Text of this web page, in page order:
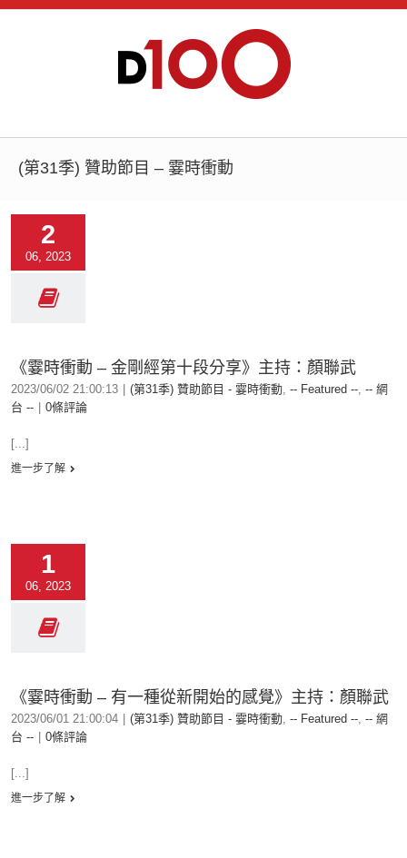
(第31季) 贊助節目 – 霎時衝動
2
06, 2023
《霎時衝動 – 金剛經第十段分享》主持：顏聯武
2023/06/02 21:00:13 (第31季) 贊助節目 - 霎時衝動, -- Featured --, -- 網
台 --
0條評論
[...]
進一步了解
1
06, 2023
《霎時衝動 – 有一種從新開始的感覺》主持：顏聯武
2023/06/01 21:00:04 (第31季) 贊助節目 - 霎時衝動, -- Featured --, -- 網
台 --
0條評論
[...]
進一步了解